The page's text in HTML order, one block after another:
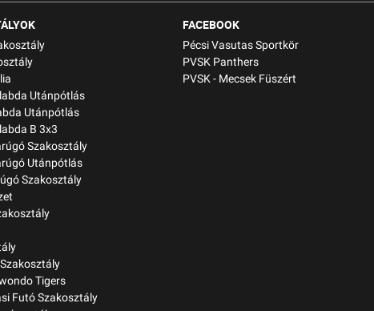
Utánpótlás
Utánpótlás
B 3x3
Szakosztály
Utánpótlás
Szakosztály
Tigers
Futó Szakosztály
FACEBOOK
Pécsi Vasutas Sportkör
PVSK Panthers
PVSK - Mecsek Füszért